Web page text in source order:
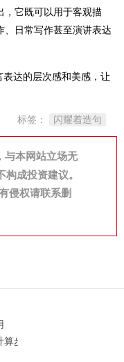
，它既可以用于客观描
、日常写作甚至演讲表达
达的层次感和美感，让
标签： 闪耀着造句
与本网站立场无
成投资建议。
侵权请联系删
步骤